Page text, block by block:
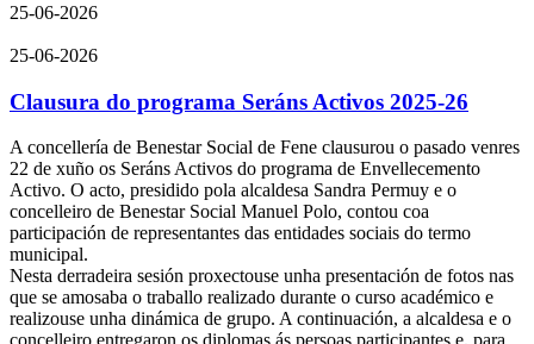
25-06-2026
25-06-2026
Clausura do programa Seráns Activos 2025-26
A concellería de Benestar Social de Fene clausurou o pasado venres
22 de xuño os Seráns Activos do programa de Envellecemento
Activo. O acto, presidido pola alcaldesa Sandra Permuy e o
concelleiro de Benestar Social Manuel Polo, contou coa
participación de representantes das entidades sociais do termo
municipal.
Nesta derradeira sesión proxectouse unha presentación de fotos nas
que se amosaba o traballo realizado durante o curso académico e
realizouse unha dinámica de grupo. A continuación, a alcaldesa e o